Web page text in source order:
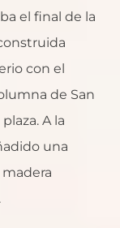
el final de la
con el
de San
A la
una